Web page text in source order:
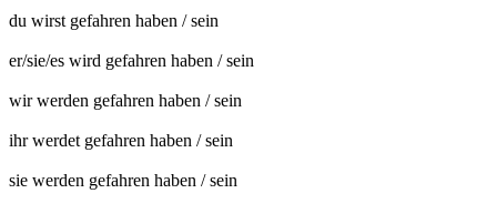
du wirst gefahren haben / sein
er/sie/es wird gefahren haben / sein
wir werden gefahren haben / sein
ihr werdet gefahren haben / sein
sie werden gefahren haben / sein